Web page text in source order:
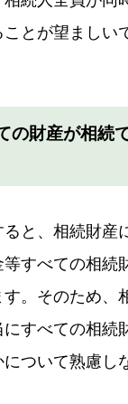
とが望ましい
の財産が相続
と、相続財産
すべての相続
す。そのため、
すべての相続
ついて熟慮し